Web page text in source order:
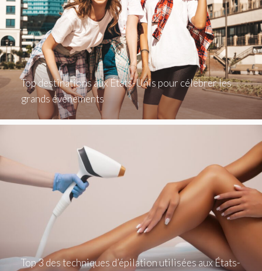
Top destinations aux États-Unis pour célébrer les
grands événements
Top 3 des techniques d’épilation utilisées aux États-